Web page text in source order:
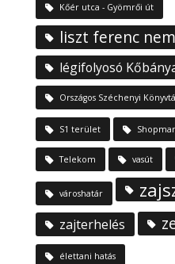
Kőér utca - Gyömrői út
liszt ferenc
légifolyosó
Országos Széchenyi
S1 terület
Telekom vasút
városhatár
zajterhelés
élettani hatás